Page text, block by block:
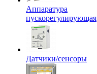
Аппаратура
пускорегулирующая
Датчики/сенсоры